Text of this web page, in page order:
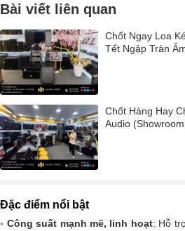
Bài viết liên quan
Chốt Ngay Loa
Tết Ngập Tràn
Chốt Hàng Hay
Audio
Đặc điểm nổi bật
Công suất mạnh mẽ, linh hoạt: Hỗ